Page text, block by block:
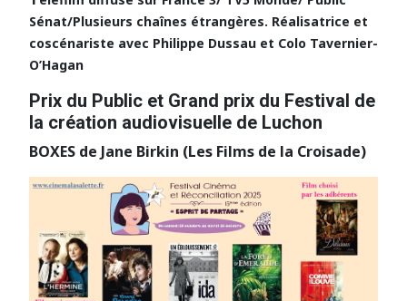
Sénat/Plusieurs chaînes étrangères. Réalisatrice et
coscénariste avec Philippe Dussau et Colo Tavernier-
O’Hagan
Prix du Public et Grand prix du Festival de
la création audiovisuelle de Luchon
BOXES de Jane Birkin (Les Films de la Croisade)